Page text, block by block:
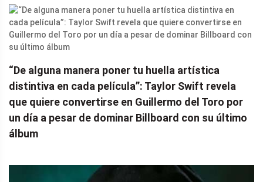
“De alguna manera poner tu huella artística
distintiva en cada película”: Taylor Swift revela
que quiere convertirse en Guillermo del Toro por
un día a pesar de dominar Billboard con su último
álbum